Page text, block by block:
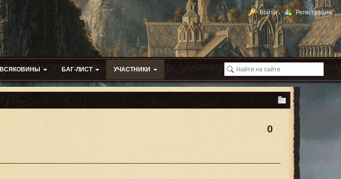
Войти Регистрация
ВСЯКОВИНЫ БАГ-ЛИСТ УЧАСТНИКИ
0